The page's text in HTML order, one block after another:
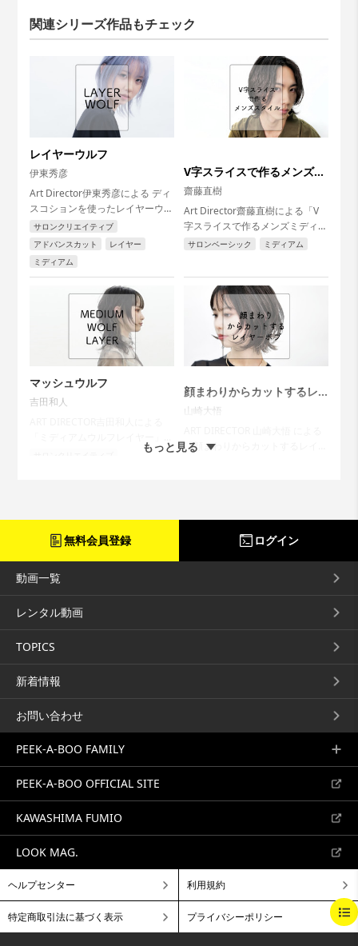
BEGINNING BREAKFAST
BRUNCH
LUNCH
DINNER A LA CARTE
関連シリーズ作品もチェック
レイヤーウルフ
伊東秀彦
Art Director伊東秀彦による ディ
スコションを使ったレイヤーウル
フスタイルをカット。...
サロンクリエイティブ
アドバンスカット
レイヤー
ミディアム
V字スライスで作るメンズミ
ディアムスタイル
齋藤直樹
Art Director齋藤直樹による「V
字スライスで作るメンズミディア
ムスタイル」...
サロンベーシック ミディアム
マッシュウルフ
吉田和人
顔まわりからカットするレ
イヤーボブ
山崎大悟
「顔まわりからカットするレイヤ
サイドから切るショートウ
ルフ
高野康信
アートディレクター高野康信によ
る「サイドから切るショートウル
フ」...
サロンベーシック
サロンクリエイティブ
クリエイティブ
福井達真
ART DIRECTOR福井達真による
ンボブ」...
サロンベーシック
レイヤー
ショート
ボブ
山内政人
ヴィダルサッスーンの名前を世界
に知らしめたスタイル 「FIVE
POINT」 ジオメトリックの代表
作でもあるこのスタイルを アー
アドバンスカット クリエイティブ
もっと見る
無料会員登録 ログイン
動画一覧
レンタル動画
TOPICS
新着情報
お問い合わせ
PEEK-A-BOO FAMILY
PEEK-A-BOO OFFICIAL SITE
KAWASHIMA FUMIO
LOOK MAG.
ヘルプセンター 利用規約
特定商取引法に基づく表示 プライバシーポリシー